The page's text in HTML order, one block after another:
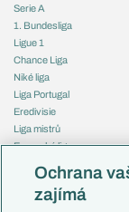
Serie A
1. Bundesliga
Ligue 1
Chance Liga
Niké liga
Liga Portugal
Eredivisie
Liga mistrů
Evropská liga
Mistrovství světa
Liga národů
Ochrana
zajímá